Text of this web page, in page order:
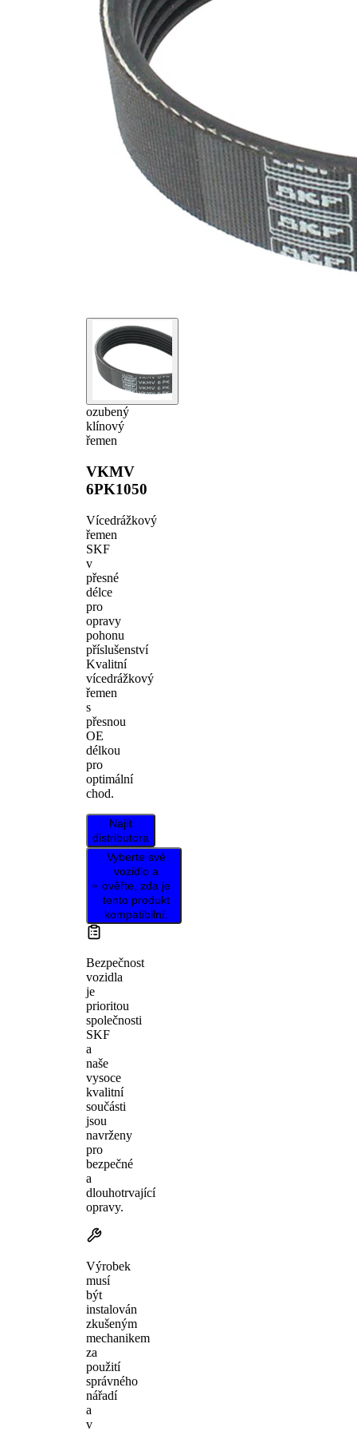
ozubený
klínový
řemen
VKMV
6PK1050
Vícedrážkový
řemen
SKF
v
přesné
délce
pro
opravy
pohonu
příslušenství
Kvalitní
vícedrážkový
řemen
s
přesnou
OE
délkou
pro
optimální
chod.
Najít
distributora
Vyberte své
vozidlo a
ověřte, zda je
tento produkt
kompatibilní.
Bezpečnost
vozidla
je
prioritou
společnosti
SKF
a
naše
vysoce
kvalitní
součásti
jsou
navrženy
pro
bezpečné
a
dlouhotrvající
opravy.
Výrobek
musí
být
instalován
zkušeným
mechanikem
za
použití
správného
nářadí
a
v
SVHC
SVHC
substance
Materiál
řemene
EPDM
(Ethylen-
Propylen-
Dien-
Kautschuk)